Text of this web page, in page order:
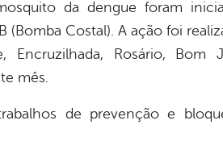
da dengue foram
Costal). A ação foi
Encruzilhada, Rosário, Bom
mês.
de prevenção e